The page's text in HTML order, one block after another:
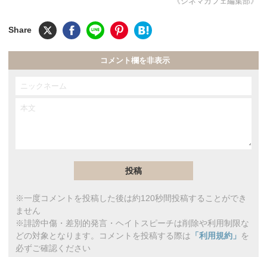
コメント欄を非表示
※一度コメントを投稿した後は約120秒間投稿することができ
ません
※誹謗中傷・差別的発言・ヘイトスピーチは削除や利用制限な
どの対象となります。コメントを投稿する際は 「利用規約」 を
必ずご確認ください